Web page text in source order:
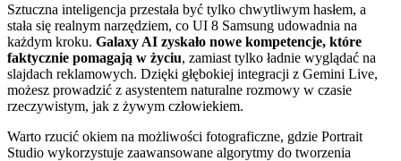
Sztuczna inteligencja przestała być tylko chwytliwym hasłem, a
stała się realnym narzędziem, co UI 8 Samsung udowadnia na
każdym kroku. Galaxy AI zyskało nowe kompetencje, które
faktycznie pomagają w życiu, zamiast tylko ładnie wyglądać na
slajdach reklamowych. Dzięki głębokiej integracji z Gemini Live,
możesz prowadzić z asystentem naturalne rozmowy w czasie
rzeczywistym, jak z żywym człowiekiem.
Warto rzucić okiem na możliwości fotograficzne, gdzie Portrait
Studio wykorzystuje zaawansowane algorytmy do tworzenia